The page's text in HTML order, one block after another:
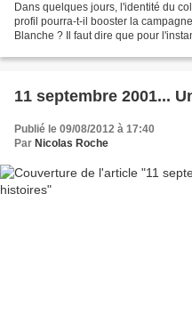
Dans quelques jours, l'identité du
profil pourra-t-il booster la
Blanche ? Il faut dire que pour
11 septembre 2001...
Publié le 09/08/2012 à 17:40
Par Nicolas Roche